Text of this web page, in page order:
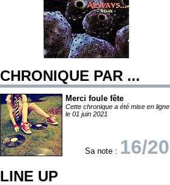
CHRONIQUE PAR ...
Merci foule fête
Cette chronique a été mise en ligne
le 01 juin 2021
Sa note : 16/20
LINE UP